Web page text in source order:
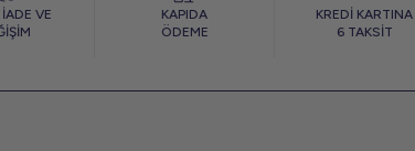
VE
KAPIDA
ÖDEME
KREDİ KARTINA
6 TAKSİT